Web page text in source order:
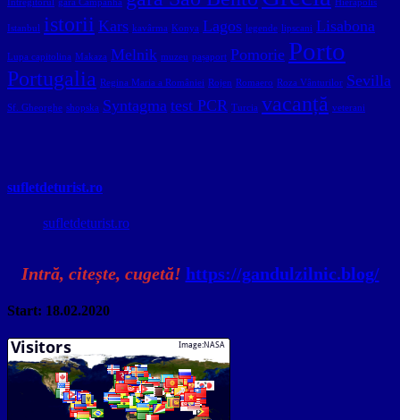
Întregitorul gara Campanha Hierapolis
Istanbul istorii Kars kavârma Konya Lagos legende lipscani Lisabona
Lupa capitolina Makaza Melnik muzeu pașaport Pomorie Porto
Portugalia Regina Maria a României Rojen Romaero Roza Vânturilor Sevilla
Sf. Gheorghe shopska Syntagma test PCR Turcia vacanță veterani
sufletdeturist.ro
sufletdeturist.ro
Intră, citește, cugetă! https://gandulzilnic.blog/
Start: 18.02.2020